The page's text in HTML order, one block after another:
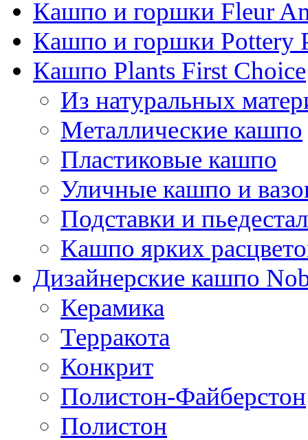
Кашпо и горшки Fleur
Кашпо и горшки Pottery
Кашпо Plants First Choice
Из натуральных
Металлические кашпо
Пластиковые кашпо
Уличные кашпо и
Подставки и
Кашпо ярких
Дизайнерские кашпо
Керамика
Терракота
Конкрит
Полистон-Файберстон
Полистон